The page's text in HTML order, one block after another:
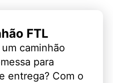
FTL
caminhão
para
entrega? Com o